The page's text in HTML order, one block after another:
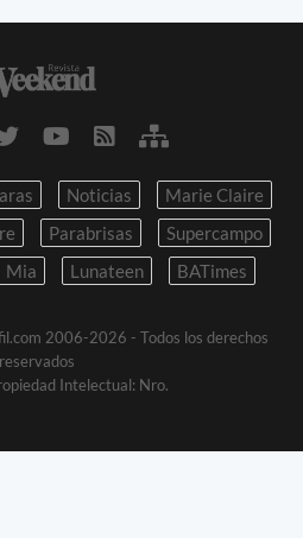
Noticias
Marie Claire
Parabrisas
Supercampo
Mia Lunateen BATimes
2006-2026 - Todos los derechos
reservados
Intelectual: Nro.